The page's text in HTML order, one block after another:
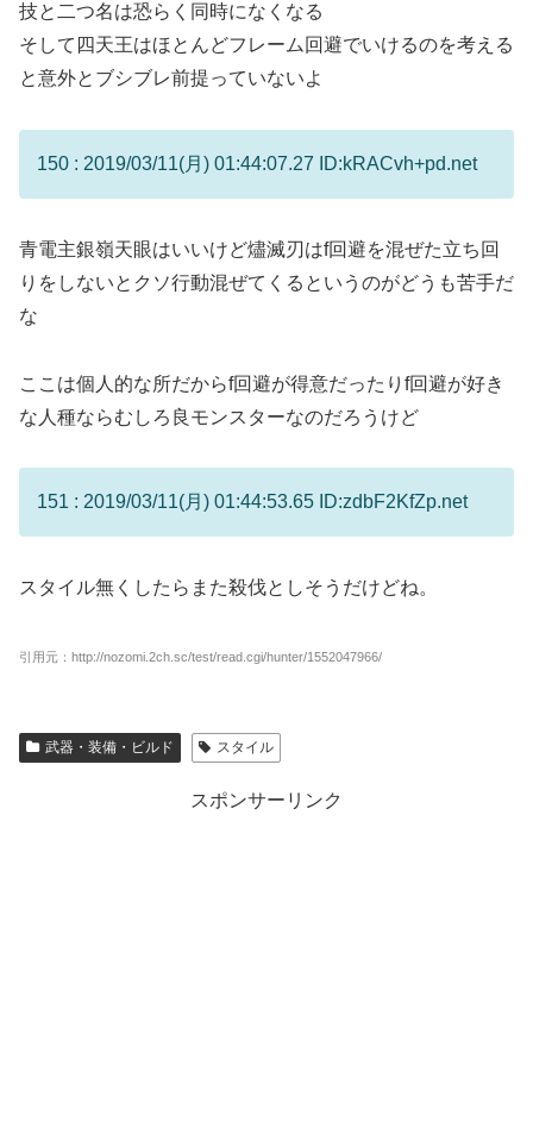
技と二つ名は恐らく同時になくなる
そして四天王はほとんどフレーム回避でいけるのを考える
と意外とブシブレ前提っていないよ
150 : 2019/03/11(月) 01:44:07.27 ID:kRACvh+pd.net
青電主銀嶺天眼はいいけど燼滅刃はf回避を混ぜた立ち回
りをしないとクソ行動混ぜてくるというのがどうも苦手だ
な
ここは個人的な所だからf回避が得意だったりf回避が好き
な人種ならむしろ良モンスターなのだろうけど
151 : 2019/03/11(月) 01:44:53.65 ID:zdbF2KfZp.net
スタイル無くしたらまた殺伐としそうだけどね。
引用元：http://nozomi.2ch.sc/test/read.cgi/hunter/1552047966/
武器・装備・ビルド スタイル
スポンサーリンク